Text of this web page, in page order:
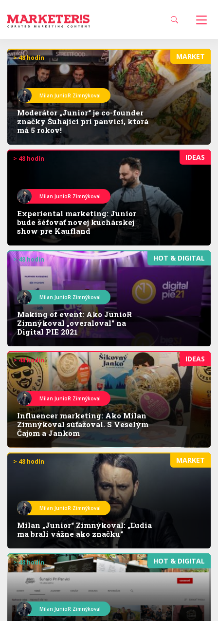
MARKET
> 48 hodín
Milan JunioR Zimnýkoval
Moderátor „Junior“ je co-founder
značky Šuhajíci pri panvici, ktorá
má 5 rokov!
IDEAS
> 48 hodín
Milan JunioR Zimnýkoval
Experiental marketing: Junior
bude šéfovať novej kuchárskej
show pre Kaufland
HOT & DIGITAL
> 48 hodín
Milan JunioR Zimnýkoval
Making of event: Ako JunioR
Zimnýkoval „overaloval" na
Digital PIE 2021
IDEAS
> 48 hodín
Milan JunioR Zimnýkoval
Influencer marketing: Ako Milan
Zimnýkoval súťažoval. S Veselým
Čajom a Jankom
MARKET
> 48 hodín
Milan JunioR Zimnýkoval
Milan „Junior“ Zimnýkoval: „Ľudia
ma brali vážne ako značku“
HOT & DIGITAL
> 48 hodín
Milan JunioR Zimnýkoval